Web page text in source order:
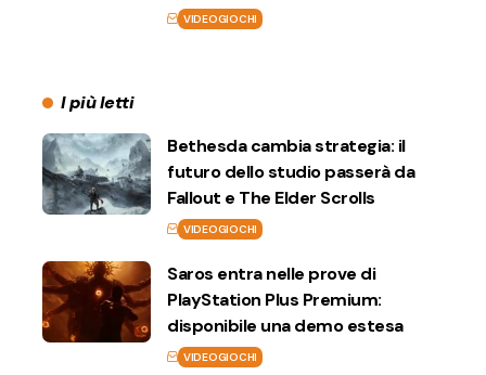
VIDEOGIOCHI
I più letti
Bethesda cambia strategia: il
futuro dello studio passerà da
Fallout e The Elder Scrolls
VIDEOGIOCHI
Saros entra nelle prove di
PlayStation Plus Premium:
disponibile una demo estesa
VIDEOGIOCHI